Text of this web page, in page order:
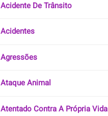
Acidente De Trânsito
Acidentes
Agressões
Ataque Animal
Atentado Contra A Própria Vida